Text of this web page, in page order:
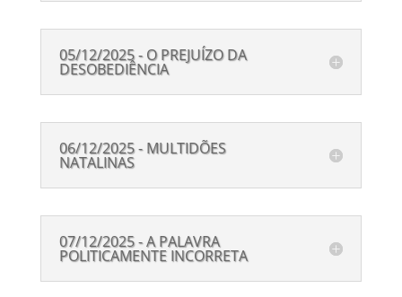
05/12/2025 - O PREJUÍZO DA
DESOBEDIÊNCIA
06/12/2025 - MULTIDÕES
NATALINAS
07/12/2025 - A PALAVRA
POLITICAMENTE INCORRETA